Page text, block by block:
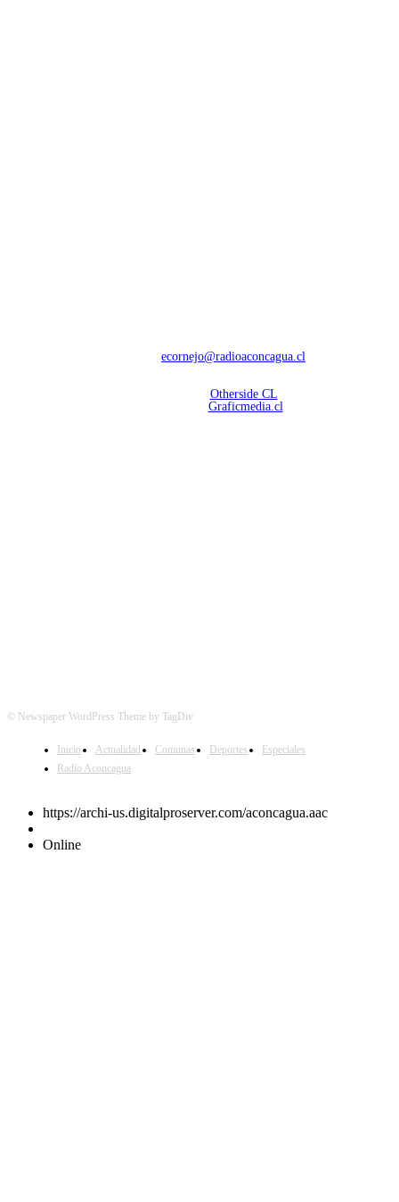
ecornejo@radioaconcagua.cl
Otherside CL
Graficmedia.cl
© Newspaper WordPress Theme by TagDiv
Inicio Actualidad Comunas Deportes
Especiales
Radio Aconcagua
https://archi-us.digitalproserver.com/aconcagua.aac
Online